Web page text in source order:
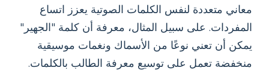
معاني متعددة لنفس الكلمات الصوتية يعزز اتساع
المفردات. على سبيل المثال، معرفة أن كلمة "الجهير"
يمكن أن تعني نوعًا من الأسماك ونغمات موسيقية
منخفضة تعمل على توسيع معرفة الطالب بالكلمات.